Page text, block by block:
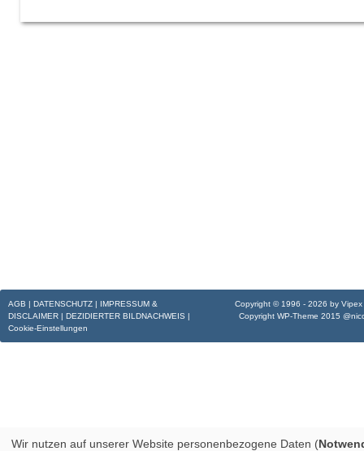
AGB | DATENSCHUTZ | IMPRESSUM &
DISCLAIMER | DEZIDIERTER BILDNACHWEIS |
Cookie-Einstellungen
Copyright © 1996 - 2026 by Vipex
Copyright WP-Theme 2015
Wir nutzen auf unserer Website personenbezogene Daten (